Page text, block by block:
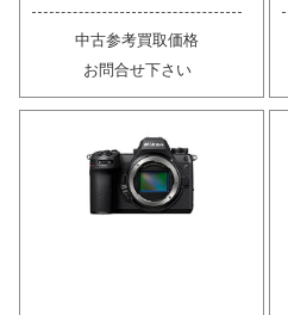
中古参考買取価格
お問合せ下さい